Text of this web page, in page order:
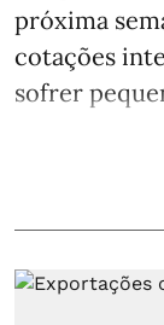
próxima
cotações
sofrer